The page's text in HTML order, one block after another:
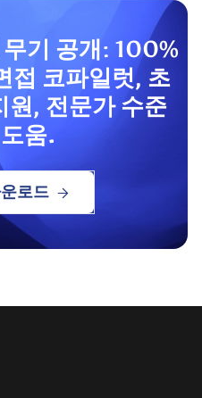
기 공개: 100%
접 코파일럿, 초
원, 전문가 수준
움.
로드